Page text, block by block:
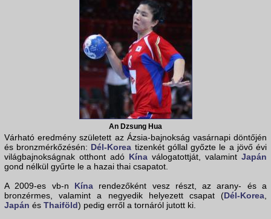
An Dzsung Hua
Várható eredmény született az Ázsia-bajnokság vasárnapi döntőjén
és bronzmérkőzésén: Dél-Korea tizenkét góllal győzte le a jövő évi
világbajnokságnak otthont adó Kína válogatottját, valamint Japán
gond nélkül gyűrte le a hazai thai csapatot.
A 2009-es vb-n Kínarendezőként vesz részt, az arany- és a
bronzérmes, valamint a negyedik helyezett csapat (Dél-Korea
Japán és Thaiföld) pedig erről a tornáról jutott ki.